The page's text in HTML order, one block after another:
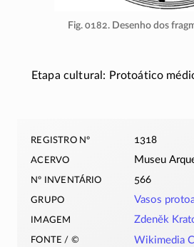
Fig. 0182. Desenho dos
Etapa cultural: Protoático
registro nº 1318
acervo Museu
nº inventário 566
grupo Vasos
imagem Zdeněk
fonte / © Wikimedia